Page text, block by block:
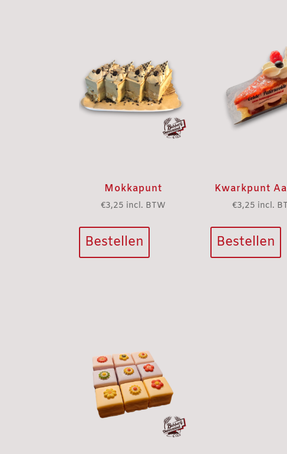
Mokkapunt
€3,25 incl. BTW
Bestellen
Kwarkpunt
€3,25 incl.
Bestellen